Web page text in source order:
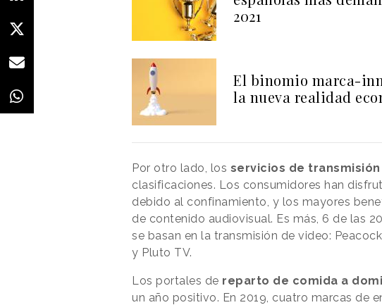
2021
El binomio marca-
la nueva realidad
Por otro lado, los servicios de
clasificaciones. Los consumidores han
debido al confinamiento, y los mayores
de contenido audiovisual. Es más, 6 de las
se basan en la transmisión de video:
y Pluto TV.
Los portales de reparto de comida a
un año positivo. En 2019, cuatro marcas de